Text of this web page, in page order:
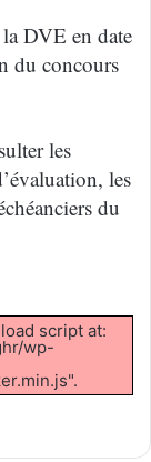
DVE en date
du concours
les
les
du
script at:
wp-